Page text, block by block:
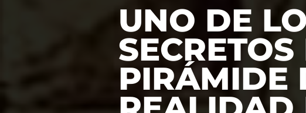
UNO DE
PIRÁMIDE